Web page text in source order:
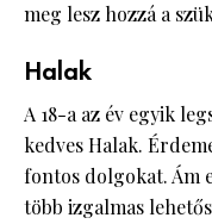
meg lesz hozzá a
Halak
A 18-a az év egyik
kedves Halak.
fontos dolgokat. Ám
több izgalmas